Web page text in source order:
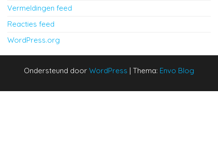
Vermeldingen feed
Reacties feed
WordPress.org
Ondersteund door WordPress | Thema: Envo Blog